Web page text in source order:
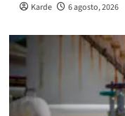
Karde 6 agosto, 2026